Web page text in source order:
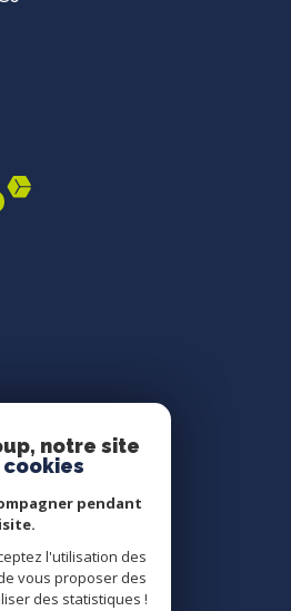
notre site
pendant
l'utilisation des
vous proposer des
des statistiques !